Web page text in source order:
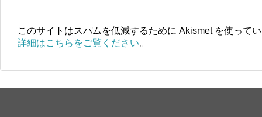
このサイトはスパムを低減するために Akismet を使って
詳細はこちらをご覧ください。